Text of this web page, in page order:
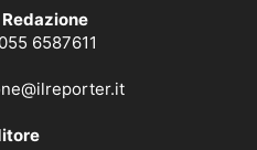
6587611